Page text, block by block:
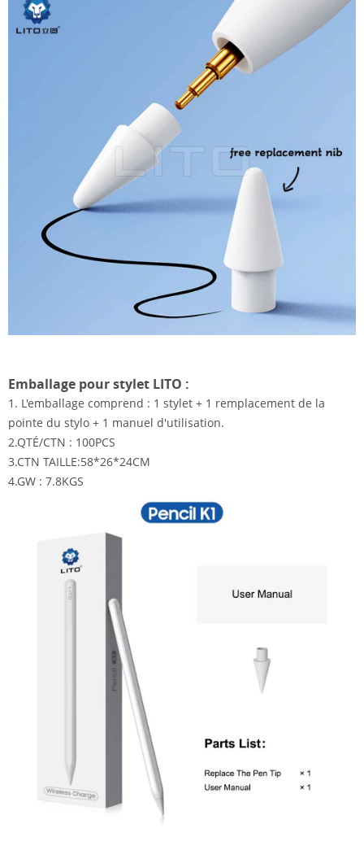
Emballage pour stylet LITO :
1. L'emballage comprend : 1 stylet + 1 remplacement de la
pointe du stylo + 1 manuel d'utilisation.
2.QTÉ/CTN : 100PCS
3.CTN TAILLE:58*26*24CM
4.GW : 7.8KGS